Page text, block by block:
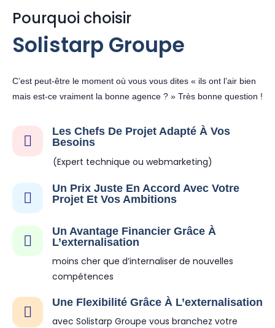
Pourquoi choisir
Solistarp Groupe
C’est peut-être le moment où vous vous dites « ils ont l’air bien
mais est-ce vraiment la bonne agence ? » Très bonne question !
Les Chefs De Projet Adapté À Vos
Besoins
(Expert technique ou webmarketing)
Un Prix Juste En Accord Avec Votre
Projet Et Vos Ambitions
Un Avantage Financier Grâce À
L’externalisation
moins cher que d’internaliser de nouvelles
compétences
Une Flexibilité Grâce À L’externalisation
avec Solistarp Groupe vous branchez votre